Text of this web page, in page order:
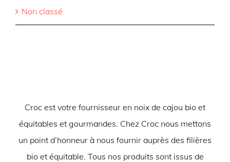
Non classé
Croc est votre fournisseur en noix de cajou bio et
équitables et gourmandes. Chez Croc nous mettons
un point d’honneur à nous fournir auprès des filières
bio et équitable. Tous nos produits sont issus de